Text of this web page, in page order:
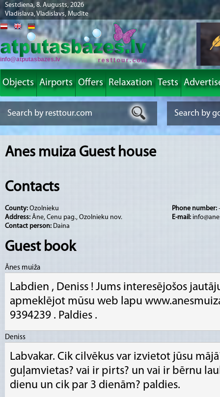
Sestdiena, 8. Augusts, 2026
Vladislava, Vladislavs, Mudīte
info@atputasbazes.lv
Objects Airports Offers Relaxation Tests
Anes muiza Guest house
Contacts
County: Ozolnieku
Address: Āne, Cenu pag., Ozolnieku nov.
Contact person: Daina
Phone number:
E-mail:
Guest book
Ānes muiža
Labdien , Deniss ! Jums interesējošos
apmeklējot mūsu web lapu
9394239 . Paldies .
Deniss
Labvakar. Cik cilvēkus var izvietot jūsu
guļamvietas? vai ir pirts? un vai ir bērnu
dienu un cik par 3 dienām? paldies.